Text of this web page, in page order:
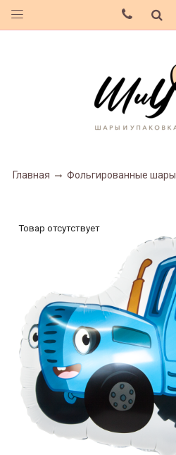
Главная Фольгированные шары
Товар отсутствует